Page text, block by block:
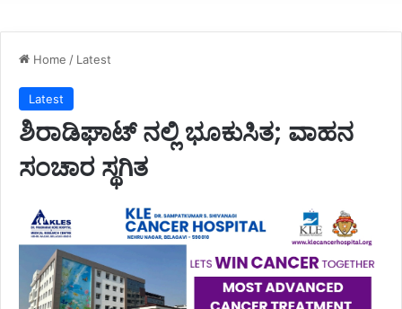
Home / Latest
Latest
ಶಿರಾಡಿಘಾಟ್ ನಲ್ಲಿ ಭೂಕುಸಿತ; ವಾಹನ
ಸಂಚಾರ ಸ್ಥಗಿತ